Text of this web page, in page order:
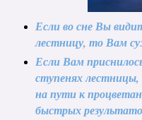
Если во сне Вы
лестницу, то Вам
Если Вам
ступенях
на пути к
быстрых